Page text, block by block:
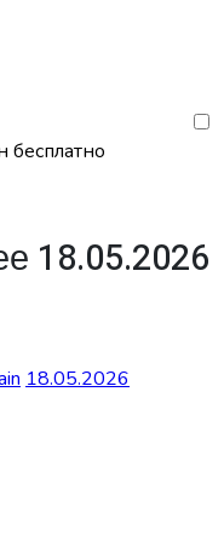
бесплатно
18.05.2026
18.05.2026